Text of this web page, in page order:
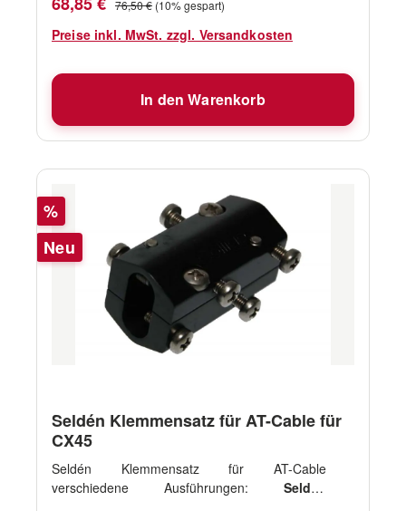
76,50 € (10% gespart)
Preise inkl. MwSt. zzgl. Versandkosten
In den Warenkorb
Rabatt
%
Neu
Seldén Klemmensatz für AT-Cable für
CX45
Seldén Klemmensatz für AT-Cable
verschiedene Ausführungen: Seldén